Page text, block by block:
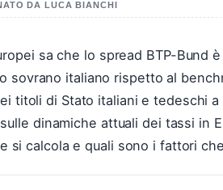
DA LUCA BIANCHI
sa che lo spread BTP-Bund
sovrano italiano rispetto al
titoli di Stato italiani e tedeschi
dinamiche attuali dei tassi in
si calcola e quali sono i fattori